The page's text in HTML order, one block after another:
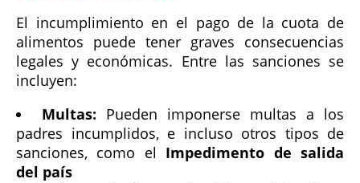
El incumplimiento en el pago de la cuota de
alimentos puede tener graves consecuencias
legales y económicas. Entre las sanciones se
incluyen:
Multas: Pueden imponerse multas a los
padres incumplidos, e incluso otros tipos de
sanciones, como el Impedimento de salida
del país